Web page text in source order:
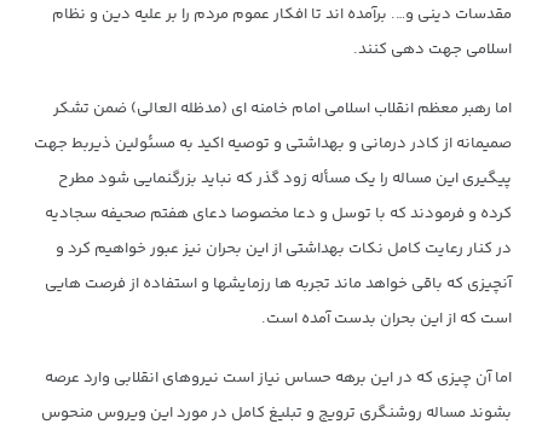
مقدسات دینی و…. برآمده اند تا افکار عموم مردم را بر علیه دین و نظام
اسلامی جهت دهی کنند.
اما رهبر معظم انقلاب اسلامی امام خامنه ای (مدظله العالی) ضمن تشکر
صمیمانه از کادر درمانی و بهداشتی و توصیه اکید به مسئولین ذیربط جهت
پیگیری این مساله را یک مسأله زود گذر که نباید بزرگنمایی شود مطرح
کرده و فرمودند که با توسل و دعا مخصوصا دعای هفتم صحیفه سجادیه
در کنار رعایت کامل نکات بهداشتی از این بحران نیز عبور خواهیم کرد و
آنچیزی که باقی خواهد ماند تجربه ها رزمایشها و استفاده از فرصت هایی
است که از این بحران بدست آمده است.
اما آن چیزی که در این برهه حساس نیاز است نیروهای انقلابی وارد عرصه
بشوند مساله روشنگری ترویج و تبلیغ کامل در مورد این ویروس منحوس